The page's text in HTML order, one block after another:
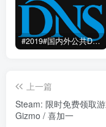
#2019#国内外公共DNS服务整理汇总-更快更安全更稳定本地DNS解析服务
上一篇
Steam: 限时免费领取
Gizmo / 喜加一